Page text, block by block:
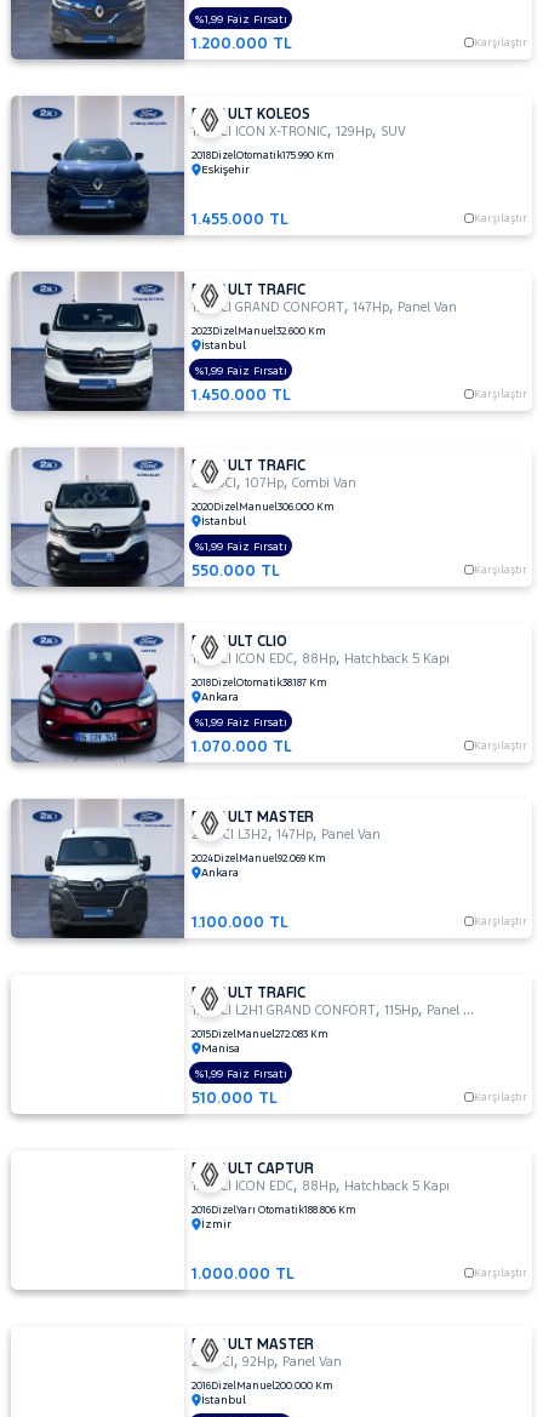
TESLA
TOGG
TOYOTA
TRAKTÖR
VOLKSWAGEN
VOLVO
1.200.000 TL Karşılaştır
%1,99 Faiz Fırsatı
RENAULT KOLEOS
1.6 DCI ICON X-TRONIC,129Hp, SUV
2018DizelOtomatik175.990 Km
Eskişehir
1.455.000 TL Karşılaştır
RENAULT TRAFIC
1.6 DCI GRAND CONFORT,147Hp, Panel Van
2023DizelManuel32.600 Km
İstanbul
1.450.000 TL Karşılaştır
%1,99 Faiz Fırsatı
RENAULT TRAFIC
2.0 DCI ,107Hp,Combi Van
2020DizelManuel306.000 Km
İstanbul
550.000 TL Karşılaştır
%1,99 Faiz Fırsatı
RENAULT CLIO
1.5 DCI ICON EDC, 88Hp, Hatchback 5 Kapı
2018DizelOtomatik38.187 Km
Ankara
1.070.000 TL Karşılaştır
%1,99 Faiz Fırsatı
RENAULT MASTER
2.3 DCI L3H2,147Hp, Panel Van
2024DizelManuel92.069 Km
Ankara
1.100.000 TL Karşılaştır
RENAULT TRAFIC
1.6 DCI L2H1 GRAND CONFORT,115Hp, Panel Van
2015DizelManuel272.083 Km
Manisa
510.000 TL Karşılaştır
%1,99 Faiz Fırsatı
RENAULT CAPTUR
1.5 DCI ICON EDC, 88Hp, Hatchback 5 Kapı
2016DizelYarı Otomatik188.806 Km
İzmir
1.000.000 TL Karşılaştır
RENAULT MASTER
2.3 DCI ,92Hp, Panel Van
2016DizelManuel200.000 Km
İstanbul